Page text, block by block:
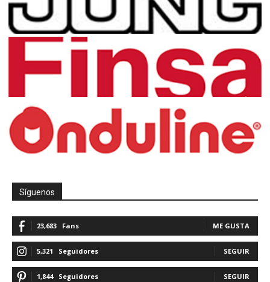
Síguenos
23,683 Fans ME GUSTA
5,321 Seguidores SEGUIR
1,844 Seguidores SEGUIR